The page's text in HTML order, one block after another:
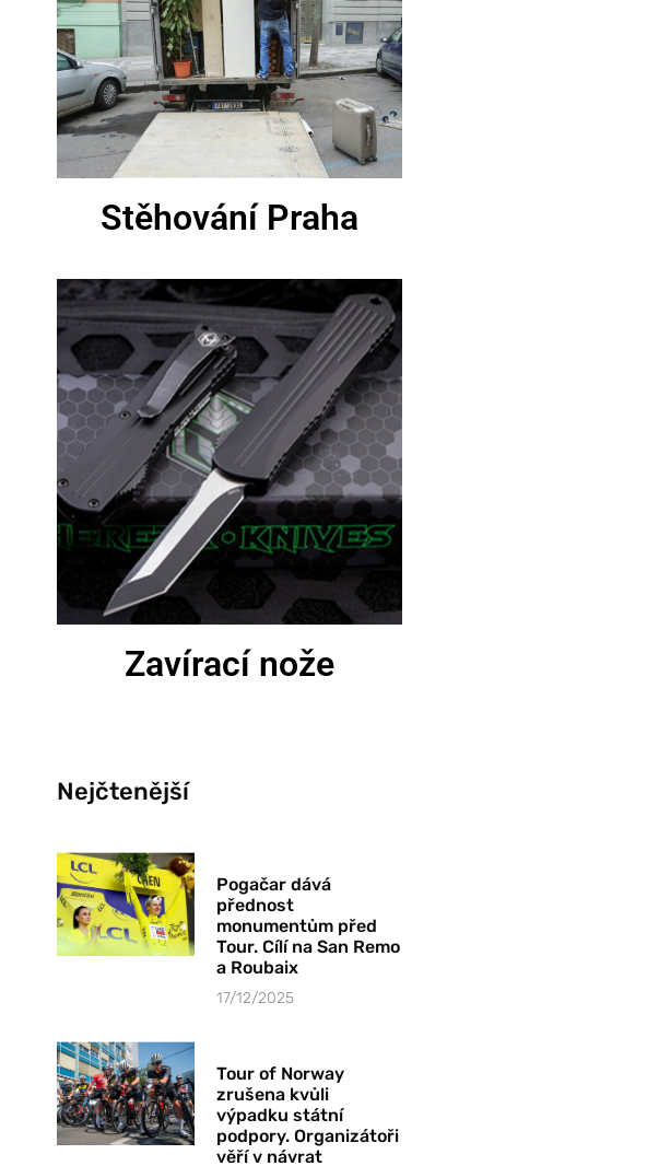
Stěhování Praha
Zavírací nože
Nejčtenější
Pogačar dává
přednost
monumentům před
Tour. Cílí na San Remo
a Roubaix
17/12/2025
Tour of Norway
zrušena kvůli
výpadku státní
podpory. Organizátoři
věří v návrat